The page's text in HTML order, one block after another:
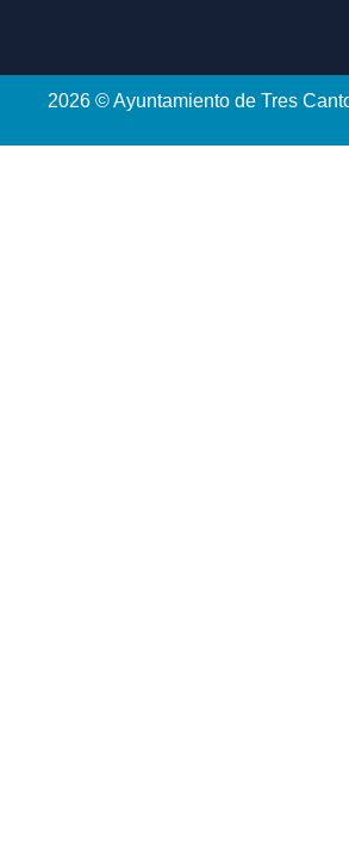
2026 © Ayuntamiento de Tres